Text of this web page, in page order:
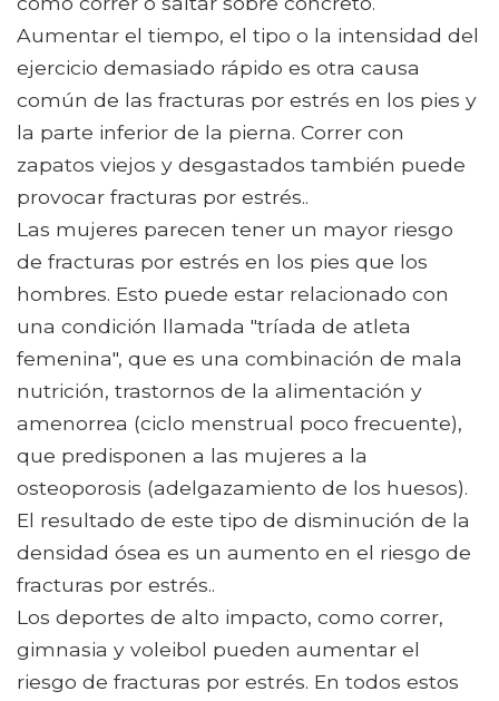
Aumentar el tiempo, el tipo o la intensidad del
ejercicio demasiado rápido es otra causa
común de las fracturas por estrés en los pies y
la parte inferior de la pierna. Correr con
zapatos viejos y desgastados también puede
provocar fracturas por estrés..
Las mujeres parecen tener un mayor riesgo
de fracturas por estrés en los pies que los
hombres. Esto puede estar relacionado con
una condición llamada "tríada de atleta
femenina", que es una combinación de mala
nutrición, trastornos de la alimentación y
amenorrea (ciclo menstrual poco frecuente),
que predisponen a las mujeres a la
osteoporosis (adelgazamiento de los huesos).
El resultado de este tipo de disminución de la
densidad ósea es un aumento en el riesgo de
fracturas por estrés..
Los deportes de alto impacto, como correr,
gimnasia y voleibol pueden aumentar el
riesgo de fracturas por estrés. En todos estos